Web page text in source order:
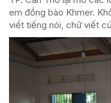
em đồng bào Khmer.
viết tiếng nói, chữ viết